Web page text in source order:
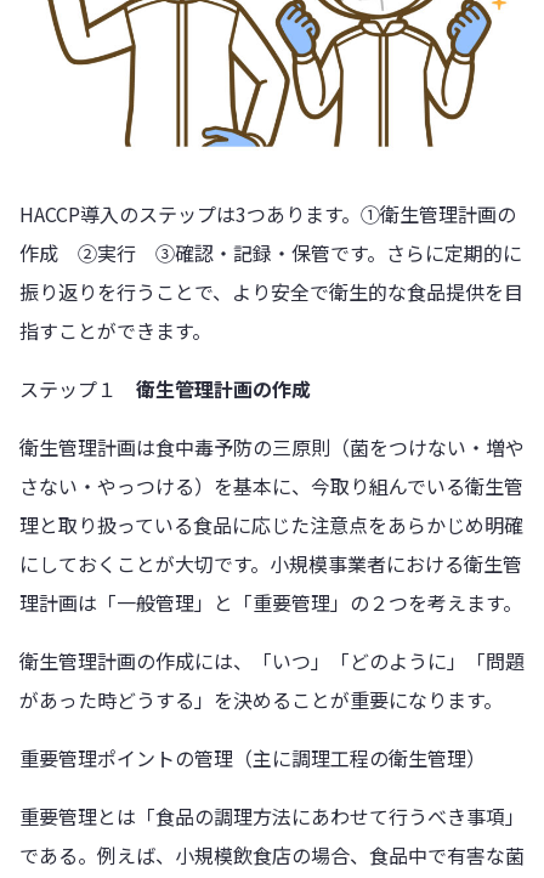
HACCP導入のステップは3つあります。①衛生管理計画の
作成 ②実行 ③確認・記録・保管です。さらに定期的に
振り返りを行うことで、より安全で衛生的な食品提供を目
指すことができます。
ステップ１ 衛生管理計画の作成
衛生管理計画は食中毒予防の三原則（菌をつけない・増や
さない・やっつける）を基本に、今取り組んでいる衛生管
理と取り扱っている食品に応じた注意点をあらかじめ明確
にしておくことが大切です。小規模事業者における衛生管
理計画は「一般管理」と「重要管理」の２つを考えます。
衛生管理計画の作成には、「いつ」「どのように」「問題
があった時どうする」を決めることが重要になります。
重要管理ポイントの管理（主に調理工程の衛生管理）
重要管理とは「食品の調理方法にあわせて行うべき事項」
である。例えば、小規模飲食店の場合、食品中で有害な菌